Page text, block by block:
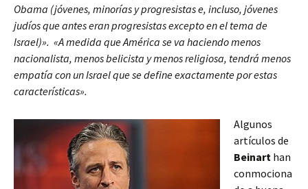
Obama (jóvenes, minorías y progresistas e, incluso, jóvenes
judíos que antes eran progresistas excepto en el tema de
Israel)». «A medida que América se va haciendo menos
nacionalista, menos belicista y menos religiosa, tendrá menos
empatía con un Israel que se define exactamente por estas
características».
Algunos
artículos de
Beinart han
conmociona